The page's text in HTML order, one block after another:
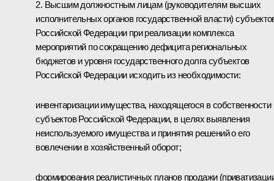
2. Высшим должностным лицам (руководителям высших
исполнительных органов государственной власти)
Российской Федерации при реализации комплекса
мероприятий по сокращению дефицита региональных
бюджетов и уровня государственного долга субъектов
Российской Федерации исходить из необходимости:
инвентаризации имущества, находящегося в собственности
субъектов Российской Федерации, в целях выявления
неиспользуемого имущества и принятия решений о его
вовлечении в хозяйственный оборот;
формирования реалистичных планов продажи